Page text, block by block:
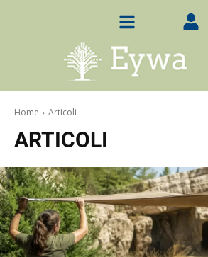
Home Articoli
ARTICOLI